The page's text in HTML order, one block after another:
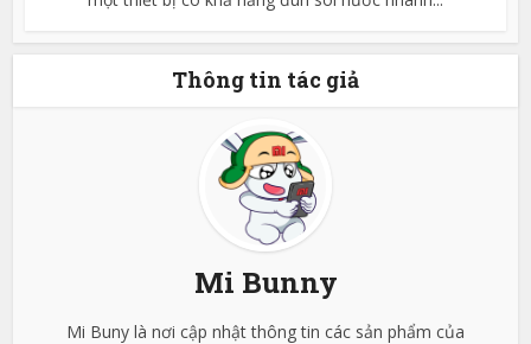
Thông tin tác giả
Mi Bunny
Mi Buny là nơi cập nhật thông tin các sản phẩm của